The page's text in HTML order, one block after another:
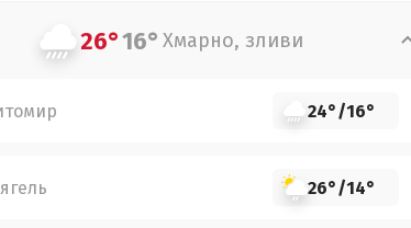
26°16° Хмарно, зливи
24°/16°
26°/14°